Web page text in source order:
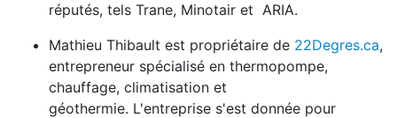
réputés, tels Trane, Minotair et ARIA.
Mathieu Thibault est propriétaire de 22Degres.ca,
entrepreneur spécialisé en thermopompe,
chauffage, climatisation et
géothermie. L'entreprise s'est donnée pour